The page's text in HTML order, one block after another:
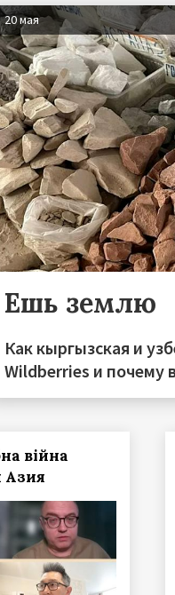
20 мая
Ешь землю
Как кыргызская и
Wildberries и почему
війна
Азия